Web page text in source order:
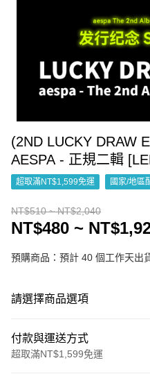
(2ND LUCKY DRAW
AESPA - 正規二輯
超取滿NT$1,599免運 國家/地區
NT$510 ~ NT$2,040
NT$480 ~
預購商品：預計 40 個工作天出
請選擇商品選項
付款與運送方式
超取滿NT$1,599免運